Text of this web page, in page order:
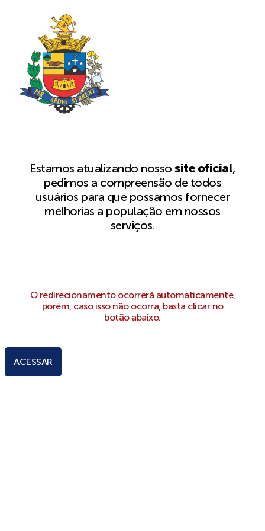
Estamos atualizando nossosite oficial,
pedimos a compreensão de todos
usuários para que possamos fornecer
melhorias a população em nossos
serviços.
O redirecionamento ocorrerá automaticamente,
porém, caso isso não ocorra, basta clicar no
botão abaixo.
ACESSAR